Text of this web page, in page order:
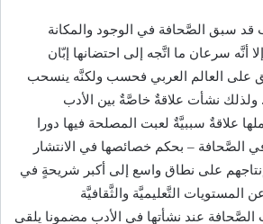
قد سبق الصَّحافة في الوجود والمكانة
أنَّه سرعان ما اتَّجه إلى احتضانها إبّان
على العالم العربي فحسب ولكنَّه ينسحب
ولذلك نشأت علاقةٌ خاصَّةٌ بين الأدب
علاقةٌ سببيَّةٌ لعبت المصلحة فيها دورا
في الصَّحافة – بحكم خصائصها في الانتشار
على نطاق واسع إلى أكبر شريحةٍ في
التَّعليميَّة والثَّقافيَّة
الصَّحافة عند نشأتها في الأدب مضمونا يلقى